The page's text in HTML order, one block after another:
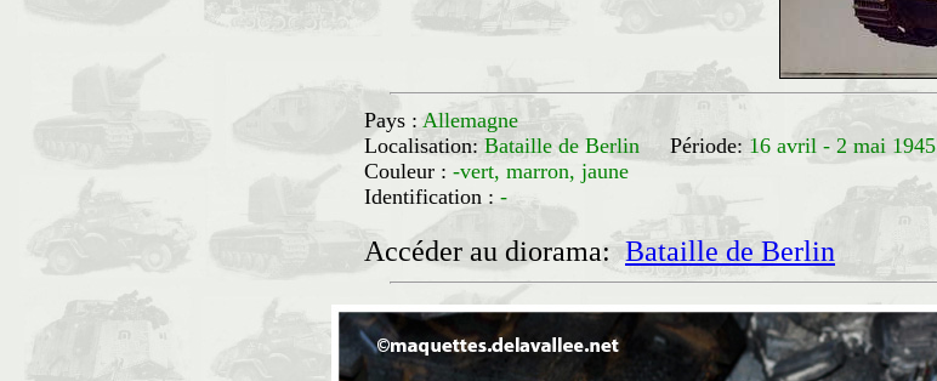
Pays : Allemagne
Localisation: Bataille de Berlin Période: 16 avril - 2 mai 1945
Couleur : -vert, marron, jaune
Identification : -
Accéder au diorama: Bataille de Berlin